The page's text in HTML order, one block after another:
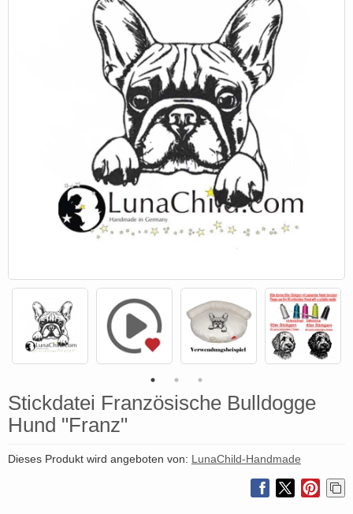
Stickdatei Französische Bulldogge
Hund "Franz"
Dieses Produkt wird angeboten von: LunaChild-Handmade